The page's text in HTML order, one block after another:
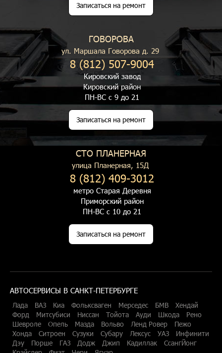
Записаться на ремонт
ГОВОРОВА
ул. Маршала Говорова д. 29
8 (812) 507-9004
Кировский завод
Кировский район
ПН-ВС с 9 до 21
Записаться на ремонт
СТО ПЛАНЕРНАЯ
улица Планерная, 15Д
8 (812) 409-3012
метро Старая Деревня
Приморский район
ПН-ВС с 10 до 21
Записаться на ремонт
АВТОСЕРВИСЫ В САНКТ-ПЕТЕРБУРГЕ
Лада ВАЗ Киа Фольксваген Мерседес БМВ
Хендай
Форд
Митсубиси Ниссан Тойота Ауди Шкода
Рено
Шевроле
Опель Мазда Вольво Ленд Ровер
Пежо
Хонда
Ситроен Сузуки Субару Лексус УАЗ
Инфинити
Дэу
Порше ГАЗ Додж Джип Кадиллак
СсангЙонг